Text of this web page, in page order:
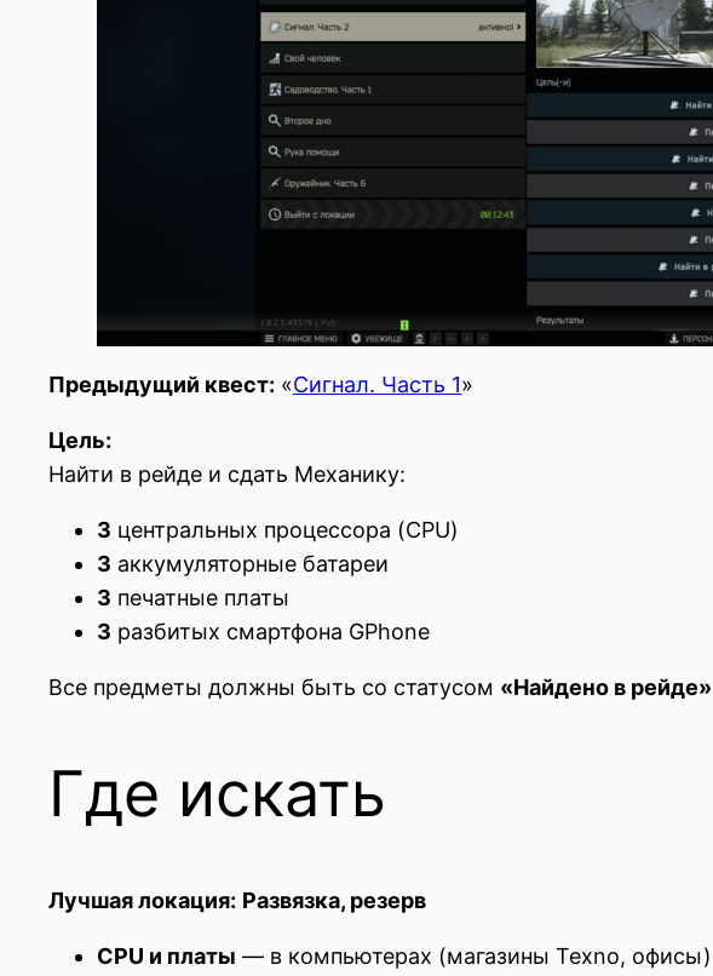
Предыдущий квест: «Сигнал. Часть 1»
Цель:
Найти в рейде и сдать Механику:
3 центральных процессора (CPU)
3 аккумуляторные батареи
3 печатные платы
3 разбитых смартфона GPhone
Все предметы должны быть со статусом «Найдено в рейде»
Где искать
Лучшая локация: Развязка, резерв
CPU и платы — в компьютерах (магазины Texno, офисы)